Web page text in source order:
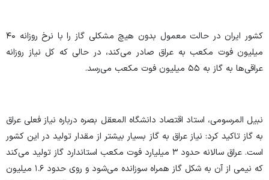
کشور ایران در حالت معمول بدون هیچ مشکلی گاز را با نرخ روزانه ۴۰
میلیون فوت مکعب به عراق صادر می‌کند، در حالی که کل نیاز روزانه
عراقی‌ها به گاز به ۵۵ میلیون فوت مکعب می‌رسد.
نبیل المرسومی، استاد اقتصاد دانشگاه المعقل بصره درباره نیاز فعلی عراق
به گاز تاکید کرد: نیاز عراق به گاز بسیار بیشتر از مقدار تولید در این کشور
است. عراق سالانه حدود ۳ میلیارد فوت مکعب استاندارد گاز تولید می‌کند
که نیمی از آن به شکل گاز همراه سوزانده می‌شود و روی حدود ۱.۶ میلیون